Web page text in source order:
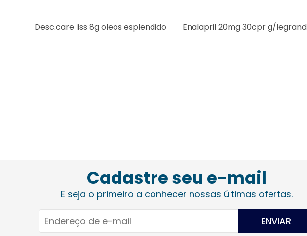
Desc.care liss 8g oleos esplendido Enalapril 20mg 30cpr g/legrand
Cadastre seu e-mail
E seja o primeiro a conhecer nossas últimas ofertas.
ENVIAR